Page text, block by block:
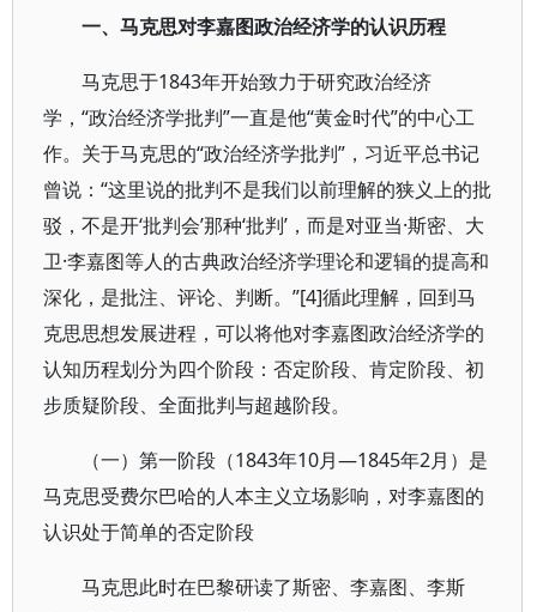
一、马克思对李嘉图政治经济学的认识历程
马克思于1843年开始致力于研究政治经济
学，“政治经济学批判”一直是他“黄金时代”的中心工
作。关于马克思的“政治经济学批判”，习近平总书记
曾说：“这里说的批判不是我们以前理解的狭义上的批
驳，不是开‘批判会’那种‘批判’，而是对亚当·斯密、大
卫·李嘉图等人的古典政治经济学理论和逻辑的提高和
深化，是批注、评论、判断。”[4]循此理解，回到马
克思思想发展进程，可以将他对李嘉图政治经济学的
认知历程划分为四个阶段：否定阶段、肯定阶段、初
步质疑阶段、全面批判与超越阶段。
（一）第一阶段（1843年10月—1845年2月）是
马克思受费尔巴哈的人本主义立场影响，对李嘉图的
认识处于简单的否定阶段
马克思此时在巴黎研读了斯密、李嘉图、李斯